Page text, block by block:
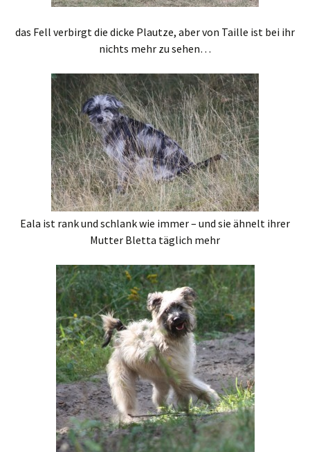
das Fell verbirgt die dicke Plautze, aber von Taille ist bei ihr
nichts mehr zu sehen…
Eala ist rank und schlank wie immer – und sie ähnelt ihrer
Mutter Bletta täglich mehr